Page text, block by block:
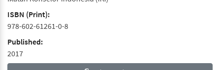
ISBN (Print):
978-602-61261-0-8
Published:
2017